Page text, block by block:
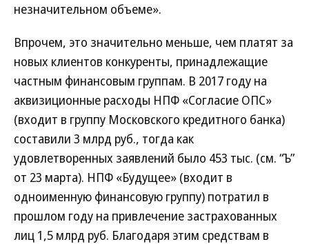
незначительном объеме».
Впрочем, это значительно меньше, чем платят за
новых клиентов конкуренты, принадлежащие
частным финансовым группам. В 2017 году на
аквизиционные расходы НПФ «Согласие ОПС»
(входит в группу Московского кредитного банка)
составили 3 млрд руб., тогда как
удовлетворенных заявлений было 453 тыс. (см. “Ъ”
от 23 марта). НПФ «Будущее» (входит в
одноименную финансовую группу) потратил в
прошлом году на привлечение застрахованных
лиц 1,5 млрд руб. Благодаря этим средствам в